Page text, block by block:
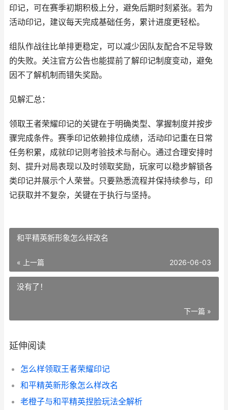
印记，可在赛季初期积极上分，避免后期时刻紧张。若为
活动印记，建议每天完成基础任务，累计进度更轻松。
组队作战往比单排更稳定，可以减少因队友配合不足导致
的失败。关注官方公告也能提前了解印记制度变动，避免
因不了解机制而错失奖励。
见解汇总：
领取王者荣耀印记的关键在于明确类型、掌握制度并按步
骤完成条件。赛季印记依赖排位成绩，活动印记重在日常
任务积累，成就印记则考验技术与耐心。通过合理安排时
刻、提升对局表现以及时领取奖励，玩家可以稳步解锁各
类印记并展示个人荣誉。只要熟悉流程并保持续参与，印
记获取并不复杂，关键在于执行与坚持。
和平精英新形象怎么样改名
« 上一篇 2026-06-03
没有了！
下一篇 »
延伸阅读
怎么样领取王者荣耀印记
和平精英新形象怎么样改名
老橙子与和平精英捏脸玩法全解析